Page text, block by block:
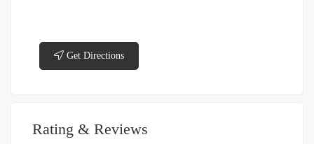
Get Directions
Rating & Reviews